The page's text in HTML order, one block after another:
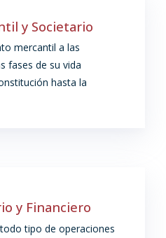
y Societario
mercantil a las
fases de su vida
hasta la
y Financiero
tipo de operaciones